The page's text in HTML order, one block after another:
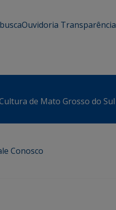
Ouvidoria Transparência
de Mato Grosso do Sul
Conosco